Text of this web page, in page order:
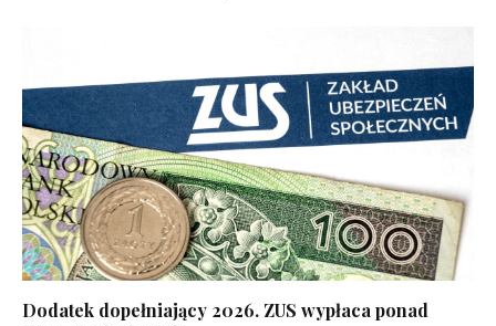
Dodatek dopełniający 2026. ZUS wypłaca ponad